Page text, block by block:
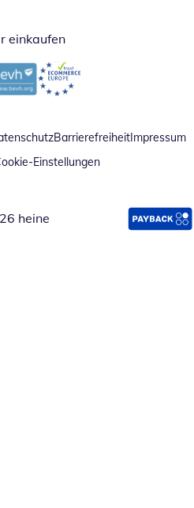
einkaufen
neuem Fenster
Öffnet in neuem Fenster
BarrierefreiheitImpressum
Einstellungen
heine